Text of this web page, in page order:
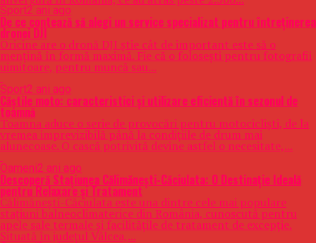
Sport2 ani ago
De ce contează să alegi un service specializat pentru întreținerea
dronei DJI
Oricine are o dronă DJI știe cât de important este să o
mențină în formă maximă. Fie că o folosești pentru fotografii
uimitoare, pentru muncă sau...
Sport2 ani ago
Căștile moto: caracteristici și utilizare eficientă în sezonul de
toamnă
Toamna aduce o serie de provocări pentru motocicliști, de la
vremea imprevizibilă până la condițiile de drum mai
alunecoase. O cască potrivită devine astfel o necesitate,...
Oameni2 ani ago
Descoperă Stațiunea Călimănești-Căciulata: O Destinație Ideală
pentru Relaxare și Tratament
Călimănești-Căciulata este una dintre cele mai populare
stațiuni balneoclimaterice din România, cunoscută pentru
apele sale termale și facilitățile de tratament de excepție.
Situată în județul Vâlcea,...